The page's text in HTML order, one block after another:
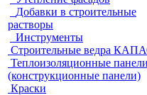
Добавки в строительные
растворы
Инструменты
Строительные ведра
Теплоизоляционные панели
(конструкционные панели)
Краски